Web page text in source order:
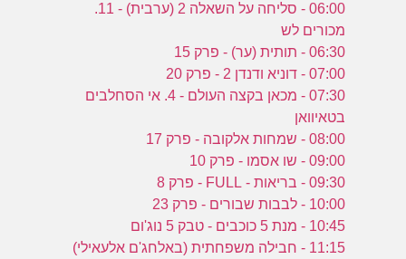
06:00 - סליחה על השאלה 2 (ערבית) - 11.
מכורים לש
06:30 - תותית (ער) - פרק 15
07:00 - דוניא ודנדן 2 - פרק 20
07:30 - מכאן בקצה העולם - 4. אי הסחלבים
בטאיוואן
08:00 - שמחות אלקובה - פרק 17
09:00 - שו אסמו - פרק 10
09:30 - בריאות - FULL - פרק 8
10:00 - לבבות שבורים - פרק 23
10:45 - מנת 5 כוכבים - טבק 5 נוג'ום
11:15 - חבילה משפחתית (באלחג'ם אלעאילי)